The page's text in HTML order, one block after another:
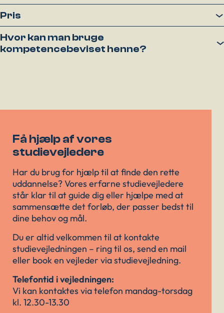
Pris
Hvor kan man bruge
kompetencebeviset henne?
Få hjælp af vores
studievejledere
Har du brug for hjælp til at finde den rette
uddannelse? Vores erfarne studievejledere
står klar til at guide dig eller hjælpe med at
sammensætte det forløb, der passer bedst til
dine behov og mål.
Du er altid velkommen til at kontakte
studievejledningen – ring til os, send en mail
eller book en vejleder via studievejledning.
Telefontid i vejledningen:
Vi kan kontaktes via telefon mandag-torsdag
kl. 12.30-13.30